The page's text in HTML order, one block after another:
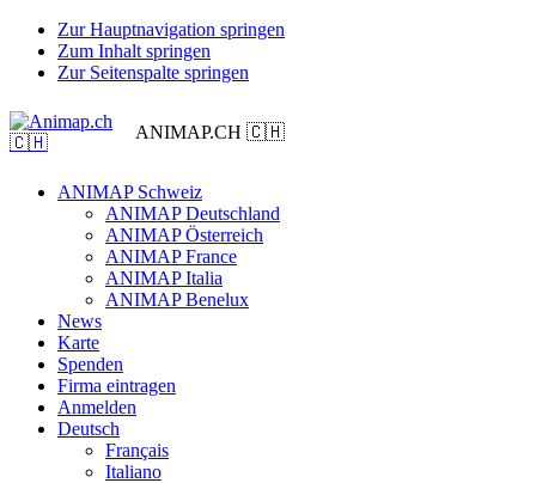
Zur Hauptnavigation springen
Zum Inhalt springen
Zur Seitenspalte springen
ANIMAP.CH 🇨🇭
ANIMAP Schweiz
ANIMAP Deutschland
ANIMAP Österreich
ANIMAP France
ANIMAP Italia
ANIMAP Benelux
News
Karte
Spenden
Firma eintragen
Anmelden
Deutsch
Français
Italiano